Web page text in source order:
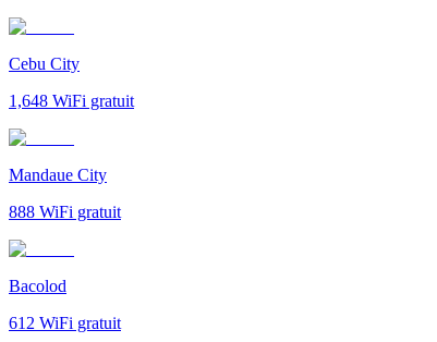
Cebu City
1,648 WiFi gratuit
Mandaue City
888 WiFi gratuit
Bacolod
612 WiFi gratuit